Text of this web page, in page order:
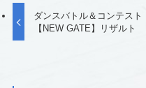
ダンスバトル＆コンテスト
【NEW GATE】リザルト